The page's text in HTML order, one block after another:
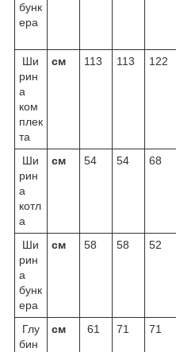
бунк
ера
Ши
рин
а
ком
плек
та
см 113 113 122
Ши
рин
а
котл
а
см 54 54 68
Ши
рин
а
бунк
ера
см 58 58 52
Глу
бин
см 61 71 71